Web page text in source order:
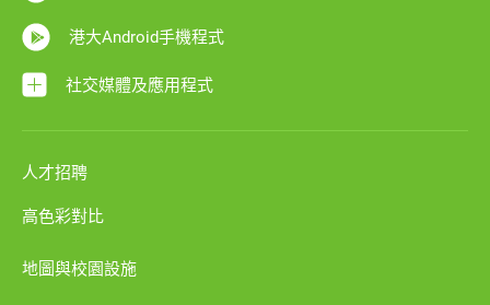
港大Android手機程式
社交媒體及應用程式
人才招聘
高色彩對比
地圖與校園設施